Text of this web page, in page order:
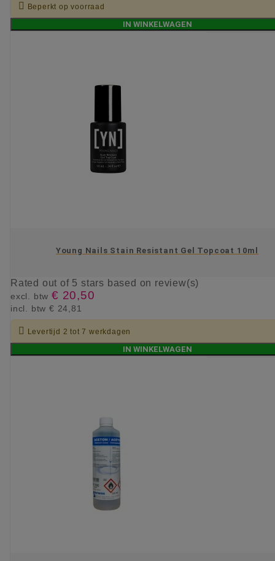
 Beperkt op voorraad
IN WINKELWAGEN
Young Nails Stain Resistant Gel Topcoat 10ml
Rated out of 5 stars based on review(s)
excl. btw € 20,50
incl. btw € 24,81
 Levertijd 2 tot 7 werkdagen
IN WINKELWAGEN